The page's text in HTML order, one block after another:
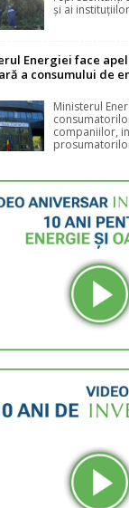
și ai
Energiei face
a consumului de
Ministerul
companiilor,